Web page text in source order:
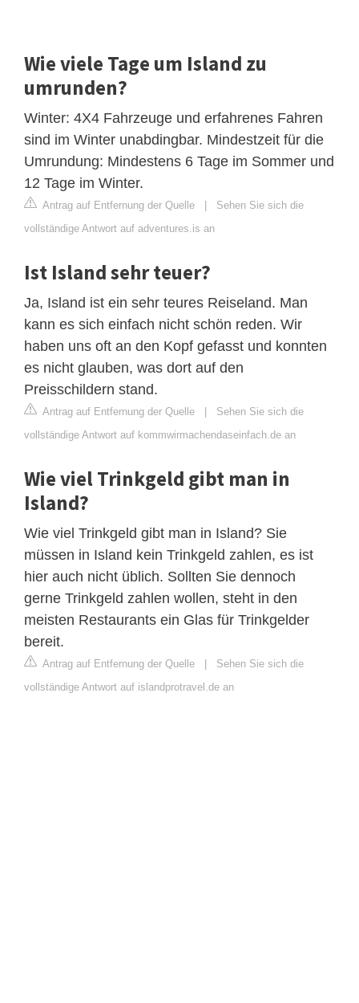
Wie viele Tage um Island zu
umrunden?
Winter: 4X4 Fahrzeuge und erfahrenes Fahren
sind im Winter unabdingbar. Mindestzeit für die
Umrundung: Mindestens 6 Tage im Sommer und
12 Tage im Winter.
Antrag auf Entfernung der Quelle | Sehen Sie sich die
vollständige Antwort auf adventures.is an
Ist Island sehr teuer?
Ja, Island ist ein sehr teures Reiseland. Man
kann es sich einfach nicht schön reden. Wir
haben uns oft an den Kopf gefasst und konnten
es nicht glauben, was dort auf den
Preisschildern stand.
Antrag auf Entfernung der Quelle | Sehen Sie sich die
vollständige Antwort auf kommwirmachendaseinfach.de an
Wie viel Trinkgeld gibt man in
Island?
Wie viel Trinkgeld gibt man in Island? Sie
müssen in Island kein Trinkgeld zahlen, es ist
hier auch nicht üblich. Sollten Sie dennoch
gerne Trinkgeld zahlen wollen, steht in den
meisten Restaurants ein Glas für Trinkgelder
bereit.
Antrag auf Entfernung der Quelle | Sehen Sie sich die
vollständige Antwort auf islandprotravel.de an